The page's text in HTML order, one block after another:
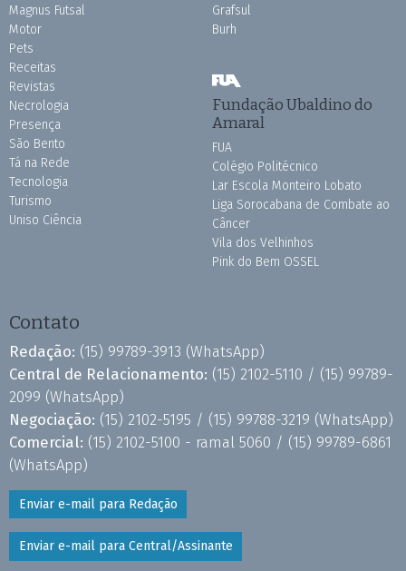
Magnus Futsal
Motor
Pets
Receitas
Revistas
Necrologia
Presença
São Bento
Tá na Rede
Tecnologia
Turismo
Uniso Ciência
Grafsul
Burh
Fundação Ubaldino do
Amaral
FUA
Colégio Politécnico
Lar Escola Monteiro Lobato
Liga Sorocabana de Combate ao
Câncer
Vila dos Velhinhos
Pink do Bem OSSEL
Contato
Redação: (15) 99789-3913 (WhatsApp)
Central de Relacionamento: (15) 2102-5110 / (15) 99789-
2099 (WhatsApp)
Negociação: (15) 2102-5195 / (15) 99788-3219 (WhatsApp)
Comercial: (15) 2102-5100 - ramal 5060 / (15) 99789-6861
(WhatsApp)
Enviar e-mail para Redação
Enviar e-mail para Central/Assinante